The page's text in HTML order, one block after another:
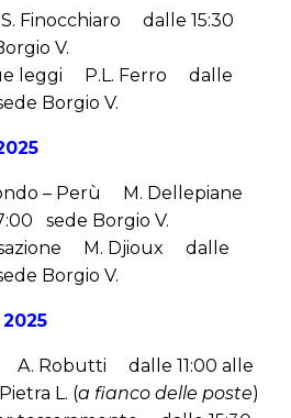
Finocchiaro dalle 15:30
V.
leggi P.L. Ferro dalle
Borgio V.
– Perù M. Dellepiane
sede Borgio V.
M. Djioux dalle
Borgio V.
A. Robutti dalle 11:00 alle
L. (a fianco delle poste)